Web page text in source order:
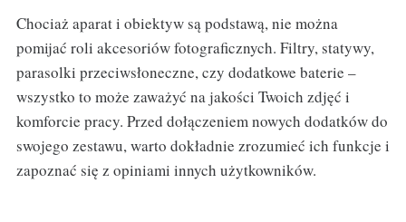
Chociaż aparat i obiektyw są podstawą, nie można
pomijać roli akcesoriów fotograficznych. Filtry, statywy,
parasolki przeciwsłoneczne, czy dodatkowe baterie –
wszystko to może zaważyć na jakości Twoich zdjęć i
komforcie pracy. Przed dołączeniem nowych dodatków do
swojego zestawu, warto dokładnie zrozumieć ich funkcje i
zapoznać się z opiniami innych użytkowników.